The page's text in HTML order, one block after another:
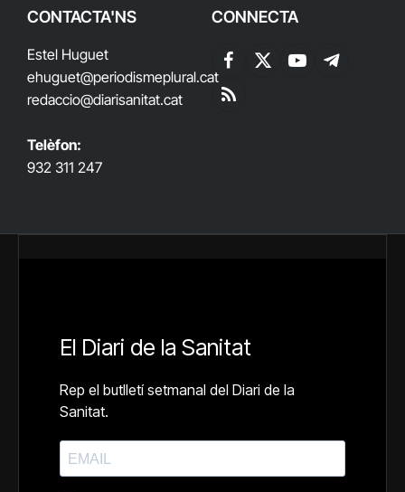
CONTACTA'NS
Estel Huguet
ehuguet@periodismeplural.cat
redaccio@diarisanitat.cat
Telèfon:
932 311 247
CONNECTA
Facebook
X
YouTubeTelegram
RSS